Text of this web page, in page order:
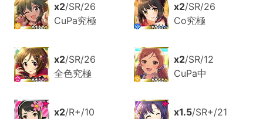
x2/SR/26
CuPa究極
x2/SR/26
Co究極
x2/SR/26
全色究極
x2/SR/12
CuPa中
x2/R+/10
x1.5/SR+/21